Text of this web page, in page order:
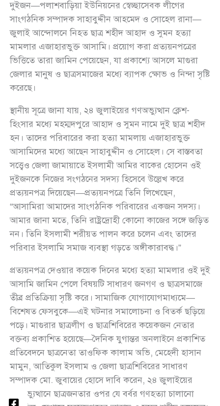
দুইজন—পলাশবাড়িয়া ইউনিয়নের স্বেচ্ছাসেবক লীগের
সাংগঠনিক সম্পাদক সাহাবুদ্দীন আহমেদ ও সোহেল রানা—
জুলাই আন্দোলনে নিহত ছাত্র শহীদ আহাদ ও সুমন হত্যা
মামলার এজাহারভুক্ত আসামি। প্রয়োগ করা প্রত্যয়নপত্রের
ভিত্তিতে তারা জামিন পেয়েছেন, যা প্রকাশ্যে আসলে মাগুরা
জেলার মানুষ ও ছাত্রসমাজের মধ্যে ব্যাপক ক্ষোভ ও নিন্দা সৃষ্টি
করেছে।
স্থানীয় সূত্রে জানা যায়, ২৪ জুলাইয়ের গণঅভ্যুত্থান ক্লেশ-
হিংসার মধ্যে মহম্মদপুরে আহাদ ও সুমন নামে দুই ছাত্র শহীদ
হন। তাদের পরিবারের করা হত্যা মামলায় এজাহারভুক্ত
আসামিদের মধ্যে আছেন সাহাবুদ্দীন ও সোহেল। সে বাস্তবতা
সত্ত্বেও জেলা জামায়াতে ইসলামী আমির বাকের হোসেন ওই
দুইজনকে নিজের সংগঠনের সদস্য হিসেবে উল্লেখ করে
প্রত্যয়নপত্র দিয়েছেন—প্রত্যয়নপত্রে তিনি লিখেছেন,
“আসামিরা আমাদের সাংগঠনিক পরিবারের একজন সদস্য।
আমার জানা মতে, তিনি রাষ্ট্রদ্রোহী কোনো কাজের সঙ্গে জড়িত
নন। তিনি ইসলামী শরীয়ত পালন করে চলেন এবং তাদের
পরিবার ইসলামি সমাজ ব্যবস্থা গড়তে অঙ্গীকারাবদ্ধ।”
প্রত্যয়নপত্র দেওয়ার কয়েক দিনের মধ্যে হত্যা মামলার ওই দুই
আসামি জামিন পেলে বিষয়টি সাধারণ জনগণ ও ছাত্রসমাজে
তীব্র প্রতিক্রিয়া সৃষ্টি করে। সামাজিক যোগাযোগমাধ্যমে—
বিশেষত ফেসবুকে—এই ঘটনার সমালোচনা ও বিতর্ক ছড়িয়ে
পড়ে। মাগুরার ছাত্রলীগ ও ছাত্রশিবিরের কয়েকজন নেতার
বক্তব্য প্রকাশিত হয়েছে—দৈনিক যুগান্তর অনলাইনে প্রকাশিত
প্রতিবেদনে ছাত্রনেতা তাওফিক কালাম অভি, মেহেদী হাসান
মামুন, আতিকুল ইসলাম ও জেলা ছাত্রশিবিরের সাধারণ
সম্পাদক মো. জুবায়ের হোসে দাবি করেন, ২৪ জুলাইয়ের
গণঅভ্যুত্থানে ছাত্রজনতার ওপর যে বর্বর গণহত্যা চালানো